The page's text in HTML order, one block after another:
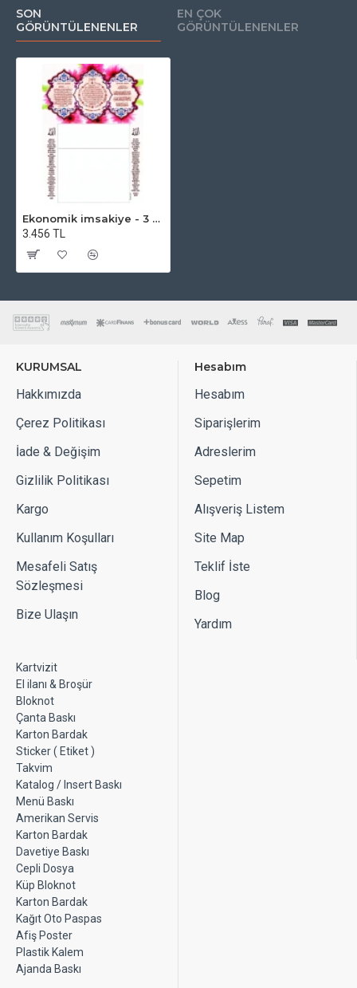
SON
GÖRÜNTÜLENENLER
EN ÇOK
GÖRÜNTÜLENENLER
Ekonomik imsakiye - 3 - Tek Renk Baskı
3.456 TL
KURUMSAL
Hakkımızda
Çerez Politikası
İade & Değişim
Gizlilik Politikası
Kargo
Kullanım Koşulları
Mesafeli Satış
Sözleşmesi
Bize Ulaşın
Hesabım
Hesabım
Siparişlerim
Adreslerim
Sepetim
Alışveriş Listem
Site Map
Teklif İste
Blog
Yardım
Kartvizit
El ilanı & Broşür
Bloknot
Çanta Baskı
Karton Bardak
Sticker ( Etiket )
Takvim
Katalog / Insert Baskı
Menü Baskı
Amerikan Servis
Karton Bardak
Davetiye Baskı
Cepli Dosya
Küp Bloknot
Karton Bardak
Kağıt Oto Paspas
Afiş Poster
Plastik Kalem
Ajanda Baskı